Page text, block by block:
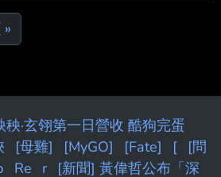
秧·玄翎第一日營收 酷狗完蛋
[母雞] [MyGO] [Fate] [
[問
Re r
[新聞] 黃偉哲公布「深